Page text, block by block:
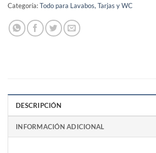
Categoría:Todo para Lavabos, Tarjas y WC
DESCRIPCIÓN
INFORMACIÓN ADICIONAL